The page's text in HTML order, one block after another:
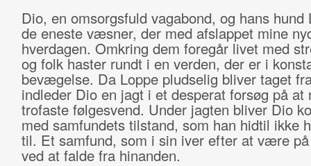
Dio, en omsorgsfuld vagabond, og hans hund
de eneste væsner, der med afslappet mine
hverdagen. Omkring dem foregår livet med
og folk haster rundt i en verden, der er i
bevægelse. Da Loppe pludselig bliver taget
indleder Dio en jagt i et desperat forsøg på at
trofaste følgesvend. Under jagten bliver Dio
med samfundets tilstand, som han hidtil ikke
til. Et samfund, som i sin iver efter at være
ved at falde fra hinanden.